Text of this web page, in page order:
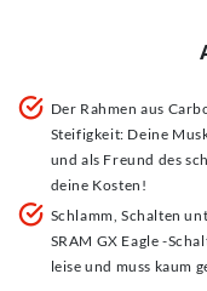
Der Rahmen aus
Steifigkeit: Deine
und als Freund des
deine Kosten!
Schlamm, Schalten
SRAM GX Eagle -
leise und muss kaum